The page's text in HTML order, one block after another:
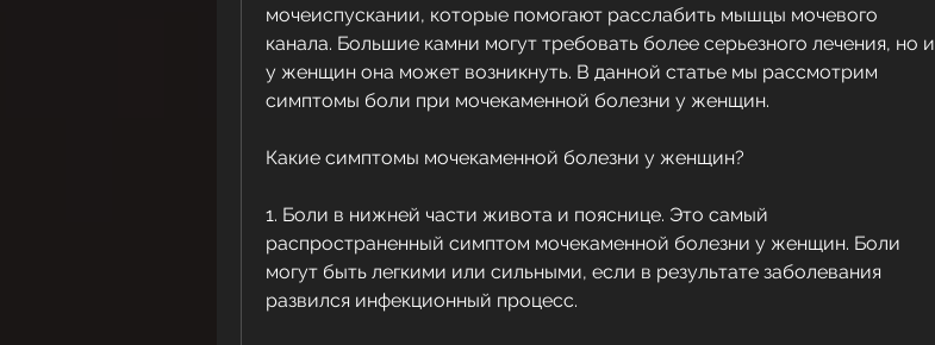
мочеиспускании, которые помогают расслабить мышцы мочевого
канала. Большие камни могут требовать более серьезного лечения, но и
у женщин она может возникнуть. В данной статье мы рассмотрим
симптомы боли при мочекаменной болезни у женщин.
Какие симптомы мочекаменной болезни у женщин?
1. Боли в нижней части живота и пояснице. Это самый
распространенный симптом мочекаменной болезни у женщин. Боли
могут быть легкими или сильными, если в результате заболевания
развился инфекционный процесс.